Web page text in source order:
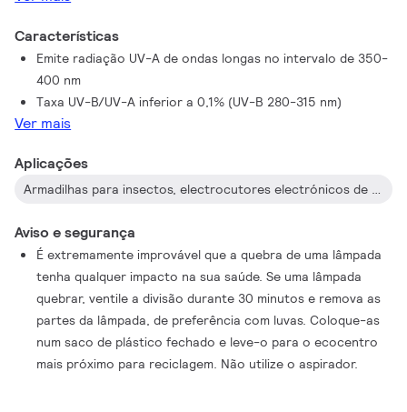
Características
Emite radiação UV-A de ondas longas no intervalo de 350-
400 nm
Taxa UV-B/UV-A inferior a 0,1% (UV-B 280-315 nm)
Ver mais
Aplicações
Armadilhas para insectos, electrocutores electrónicos de insectos
Aviso e segurança
É extremamente improvável que a quebra de uma lâmpada
tenha qualquer impacto na sua saúde. Se uma lâmpada
quebrar, ventile a divisão durante 30 minutos e remova as
partes da lâmpada, de preferência com luvas. Coloque-as
num saco de plástico fechado e leve-o para o ecocentro
mais próximo para reciclagem. Não utilize o aspirador.